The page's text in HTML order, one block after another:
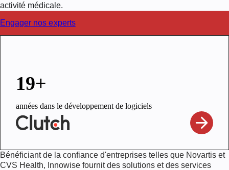
activité médicale.
Engager nos experts
19+
années dans le développement de logiciels
Bénéficiant de la confiance d'entreprises telles que Novartis et
CVS Health, Innowise fournit des solutions et des services